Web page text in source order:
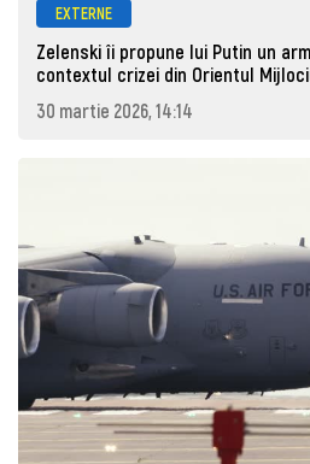
EXTERNE
Zelenski îi propune lui Putin un
contextul crizei din Orientul
30 martie 2026, 14:14